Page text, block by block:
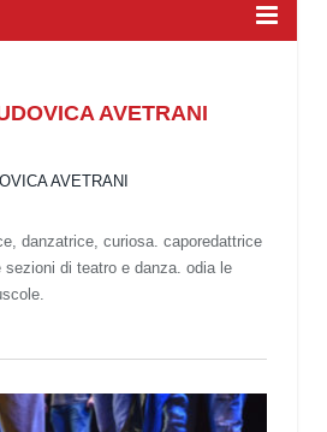
AVETRANI
AVETRANI
danzatrice, curiosa. caporedattrice
sezioni di teatro e danza. odia le